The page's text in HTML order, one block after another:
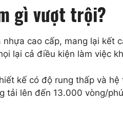
gì vượt trội?
cao cấp, mang lại kết
lại cả điều kiện làm việc
kế có độ rung thấp và
lên đến 13.000 vòng/